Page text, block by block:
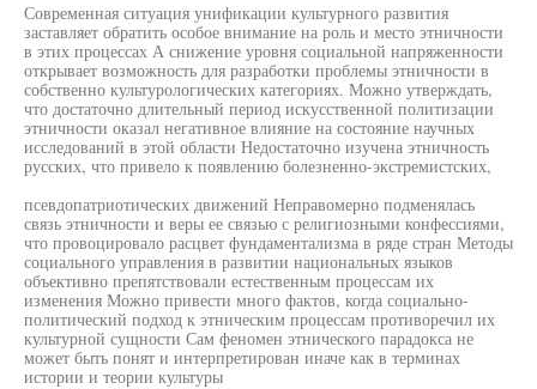
Современная ситуация унификации культурного развития
заставляет обратить особое внимание на роль и место этничности
в этих процессах А снижение уровня социальной напряженности
открывает возможность для разработки проблемы этничности в
собственно культурологических категориях. Можно утверждать,
что достаточно длительный период искусственной политизации
этничности оказал негативное влияние на состояние научных
исследований в этой области Недостаточно изучена этничность
русских, что привело к появлению болезненно-экстремистских,
псевдопатриотических движений Неправомерно подменялась
связь этничности и веры ее связью с религиозными конфессиями,
что провоцировало расцвет фундаментализма в ряде стран Методы
социального управления в развитии национальных языков
объективно препятствовали естественным процессам их
изменения Можно привести много фактов, когда социально-
политический подход к этническим процессам противоречил их
культурной сущности Сам феномен этнического парадокса не
может быть понят и интерпретирован иначе как в терминах
истории и теории культуры